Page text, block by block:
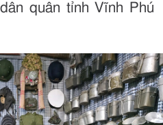
quân tỉnh Vĩnh Phú